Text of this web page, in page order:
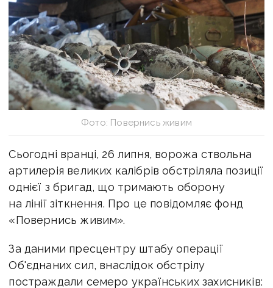
Фото: Повернись живим
Сьогодні вранці, 26 липня, ворожа ствольна
артилерія великих калібрів обстріляла позиції
однієї з бригад, що тримають оборону
на лінії зіткнення. Про це повідомляє фонд
«Повернись живим».
За даними пресцентру штабу операції
Об'єднаних сил, внаслідок обстрілу
постраждали семеро українських захисників: